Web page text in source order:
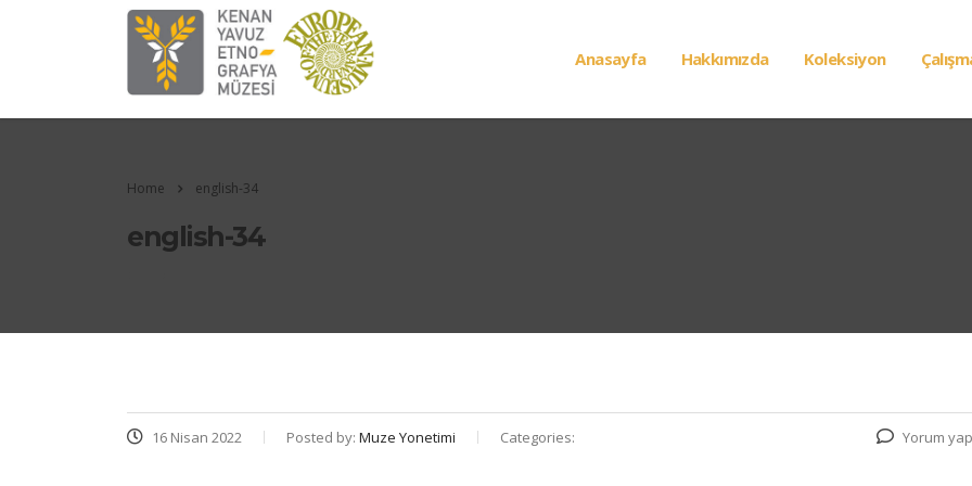
Anasayfa Hakkımızda Koleksiyon
Home english-34
english-34
16 Nisan 2022 Posted by: Muze Yonetimi Categories: Yorum